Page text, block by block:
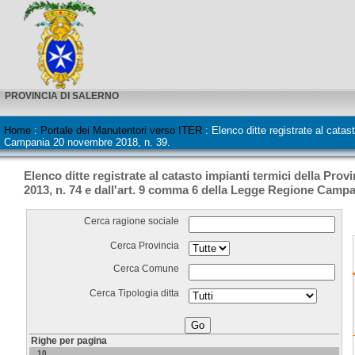
PROVINCIA DI SALERNO
Home : Portale dei Manutentori verso ITER : Elenco ditte registrate al
Campania 20 novembre 2018, n. 39.
Elenco ditte registrate al catasto impianti termici della
2013, n. 74 e dall'art. 9 comma 6 della Legge Regione
Cerca ragione sociale
Cerca Provincia
Cerca Comune
Cerca Tipologia ditta
Righe per pagina
10